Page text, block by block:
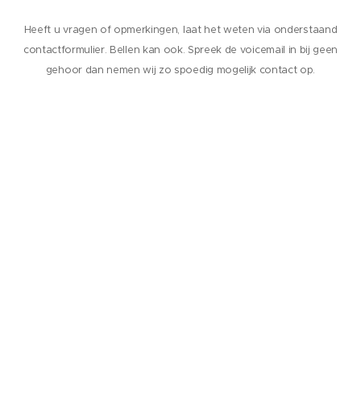
Heeft u vragen of opmerkingen, laat het weten via onderstaand
contactformulier. Bellen kan ook. Spreek de voicemail in bij geen
gehoor dan nemen wij zo spoedig mogelijk contact op.